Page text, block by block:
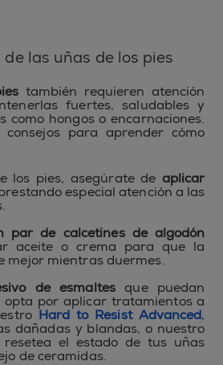
las uñas de los pies
también requieren atención
fuertes, saludables y
como hongos o encarnaciones.
para aprender cómo
los pies, asegúrate de aplicar
especial atención a las
par de calcetines de algodón
aceite o crema para que la
mejor mientras duermes.
de esmaltesque puedan
opta por aplicar tratamientos a
Hard to Resist Advanced,
dañadas y blandas, o nuestro
el estado de tus uñas
de ceramidas.